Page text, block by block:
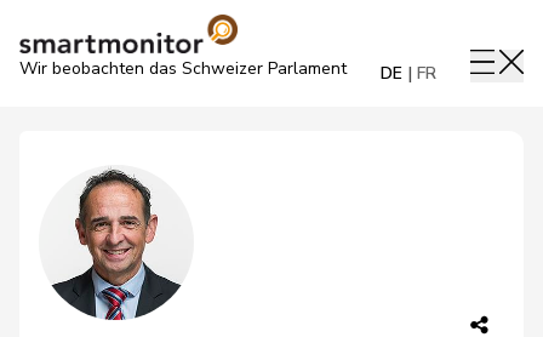
Wir beobachten das Schweizer Parlament DE FR